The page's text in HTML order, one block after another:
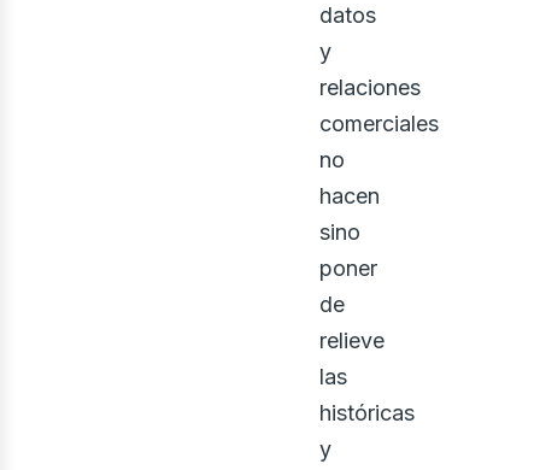
datos
y
relaciones
comerciales
no
hacen
sino
poner
de
relieve
las
históricas
y